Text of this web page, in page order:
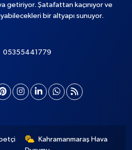
getiriyor. Şatafattan kaçınıyor ve
bir altyapı sunuyor.
05355441779
Kahramanmaraş Hava